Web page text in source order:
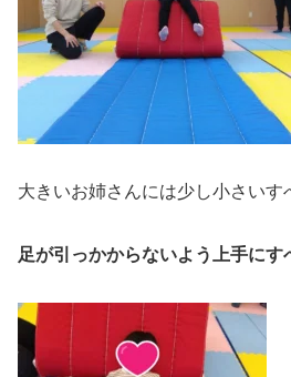
大きいお姉さんには少し小さいす
足が引っかからないよう上手に